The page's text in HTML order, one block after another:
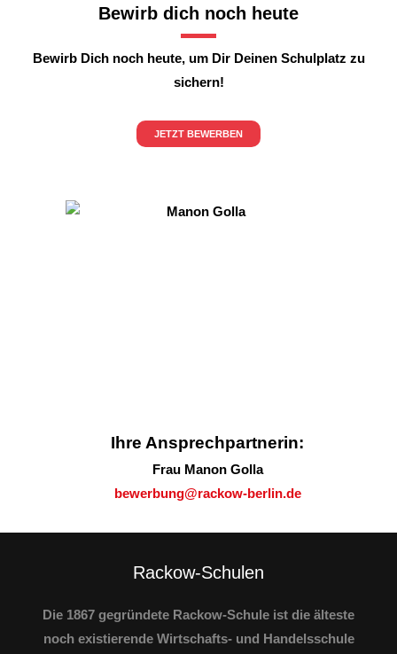
Bewirb dich noch heute
Bewirb Dich noch heute, um Dir Deinen Schulplatz zu
sichern!
JETZT BEWERBEN
Ihre Ansprechpartnerin:
Frau Manon Golla
bewerbung@rackow-berlin.de
Rackow-Schulen
Die 1867 gegründete Rackow-Schule ist die älteste
noch existierende Wirtschafts- und Handelsschule